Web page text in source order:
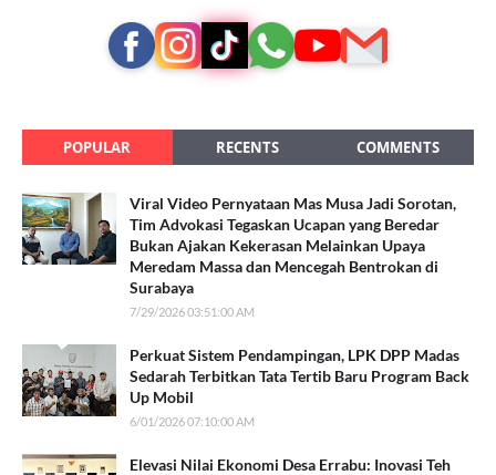
POPULAR RECENTS COMMENTS
Viral Video Pernyataan Mas Musa Jadi Sorotan,
Tim Advokasi Tegaskan Ucapan yang Beredar
Bukan Ajakan Kekerasan Melainkan Upaya
Meredam Massa dan Mencegah Bentrokan di
Surabaya
7/29/2026 03:51:00 AM
Perkuat Sistem Pendampingan, LPK DPP Madas
Sedarah Terbitkan Tata Tertib Baru Program Back
Up Mobil
6/01/2026 07:10:00 AM
Elevasi Nilai Ekonomi Desa Errabu: Inovasi Teh